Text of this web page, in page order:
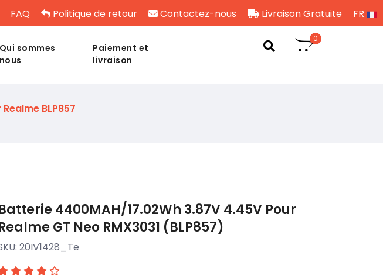
FAQ Politique de retour Contactez-nous Livraison Gratuite FR
Qui sommes
nous
Paiement et
livraison
0
BLP857
4400MAH/17.02Wh 3.87V 4.45V Pour
GT Neo RMX3031 (BLP857)
20IV1428_Te